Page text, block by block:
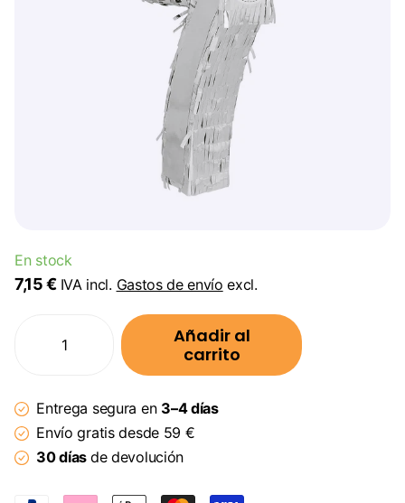
En stock
7,15 € IVA incl. Gastos de envío excl.
Añadir al
carrito
Entrega segura en 3–4 días
Envío gratis desde 59 €
30 días de devolución